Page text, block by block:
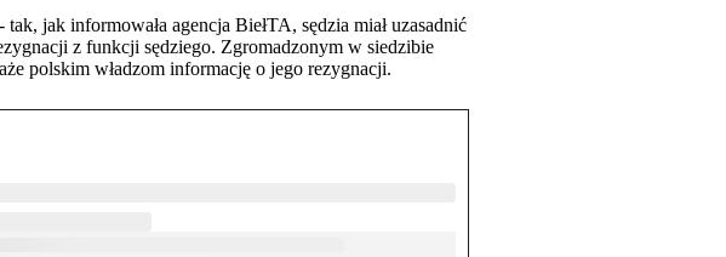
jak informowała agencja BiełTA, sędzia miał uzasadnić
z funkcji sędziego. Zgromadzonym w siedzibie
polskim władzom informację o jego rezygnacji.